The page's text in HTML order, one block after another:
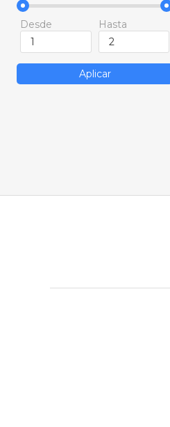
Desde Hasta
Aplicar